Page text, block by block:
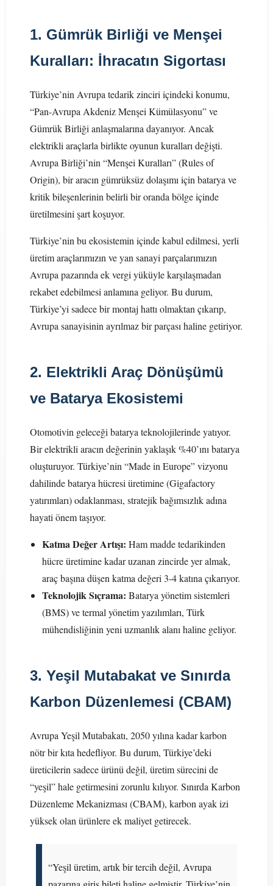
1. Gümrük Birliği ve Menşei
Kuralları: İhracatın Sigortası
Türkiye’nin Avrupa tedarik zinciri içindeki konumu,
“Pan-Avrupa Akdeniz Menşei Kümülasyonu” ve
Gümrük Birliği anlaşmalarına dayanıyor. Ancak
elektrikli araçlarla birlikte oyunun kuralları değişti.
Avrupa Birliği’nin “Menşei Kuralları” (Rules of
Origin), bir aracın gümrüksüz dolaşımı için batarya ve
kritik bileşenlerinin belirli bir oranda bölge içinde
üretilmesini şart koşuyor.
Türkiye’nin bu ekosistemin içinde kabul edilmesi, yerli
üretim araçlarımızın ve yan sanayi parçalarımızın
Avrupa pazarında ek vergi yüküyle karşılaşmadan
rekabet edebilmesi anlamına geliyor. Bu durum,
Türkiye’yi sadece bir montaj hattı olmaktan çıkarıp,
Avrupa sanayisinin ayrılmaz bir parçası haline getiriyor.
2. Elektrikli Araç Dönüşümü
ve Batarya Ekosistemi
Otomotivin geleceği batarya teknolojilerinde yatıyor.
Bir elektrikli aracın değerinin yaklaşık %40’ını batarya
oluşturuyor. Türkiye’nin “Made in Europe” vizyonu
dahilinde batarya hücresi üretimine (Gigafactory
yatırımları) odaklanması, stratejik bağımsızlık adına
hayati önem taşıyor.
Katma Değer Artışı: Ham madde tedarikinden
hücre üretimine kadar uzanan zincirde yer almak,
araç başına düşen katma değeri 3-4 katına çıkarıyor.
Teknolojik Sıçrama: Batarya yönetim sistemleri
(BMS) ve termal yönetim yazılımları, Türk
mühendisliğinin yeni uzmanlık alanı haline geliyor.
3. Yeşil Mutabakat ve Sınırda
Karbon Düzenlemesi (CBAM)
Avrupa Yeşil Mutabakatı, 2050 yılına kadar karbon
nötr bir kıta hedefliyor. Bu durum, Türkiye’deki
üreticilerin sadece ürünü değil, üretim sürecini de
“yeşil” hale getirmesini zorunlu kılıyor. Sınırda Karbon
Düzenleme Mekanizması (CBAM), karbon ayak izi
yüksek olan ürünlere ek maliyet getirecek.
“Yeşil üretim, artık bir tercih değil, Avrupa